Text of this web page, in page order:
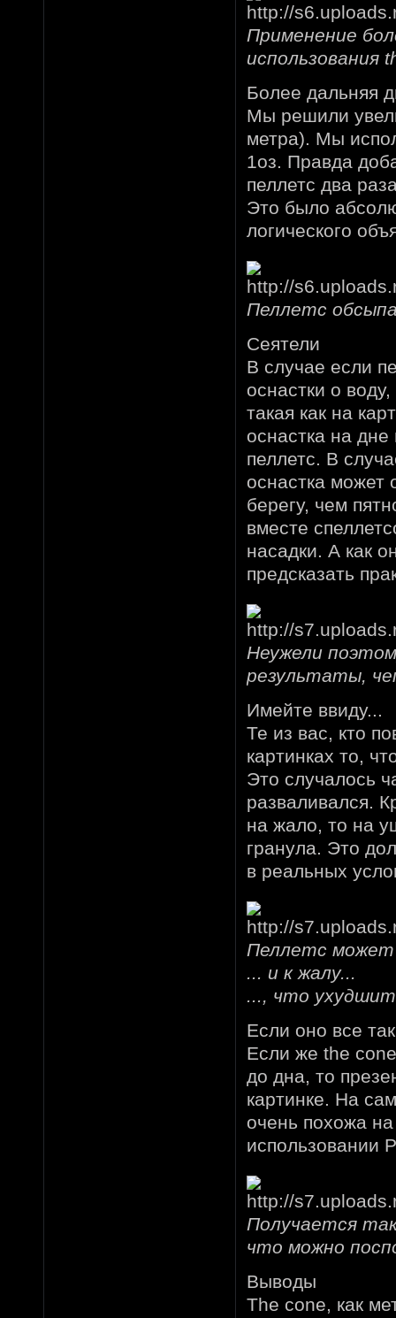
Применение
использования
Более дальняя
Мы решили
метра). Мы
1оз. Правда
пеллетс два
Это было
логического
Пеллетс
Сеятели
В случае если
оснастки о
такая как на
оснастка на дне
пеллетс. В
оснастка может
берегу, чем
вместе
насадки. А как
предсказать
Неужели
результаты,
Имейте ввиду...
Те из вас, кто
картинках то,
Это случалось
разваливался.
на жало, то на
гранула. Это
в реальных
Пеллетс может
... и к жалу...
..., что
Если оно все
Если же the
до дна, то
картинке. На
очень похожа
использовании
Получается
что можно
Выводы
Тhe cone, как